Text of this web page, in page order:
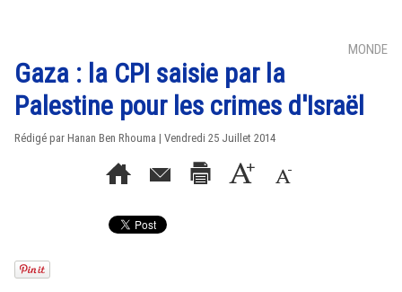
MONDE
Gaza : la CPI saisie par la
Palestine pour les crimes d'Israël
Rédigé par Hanan Ben Rhouma | Vendredi 25 Juillet 2014